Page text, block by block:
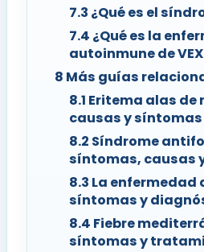
7.3 ¿Qué es el
7.4 ¿Qué es la
autoinmune de
8 Más guías
8.1 Eritema alas de
causas y síntomas
8.2 Síndrome
síntomas, causas
8.3 La enfermedad
síntomas y
8.4 Fiebre
síntomas y